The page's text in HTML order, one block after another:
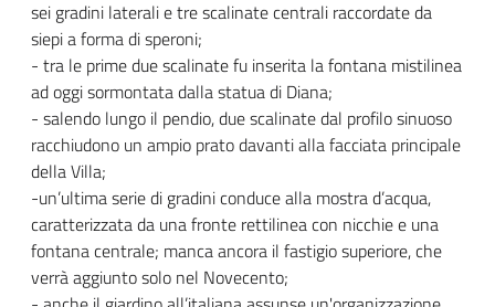
sei gradini laterali e tre scalinate centrali raccordate da
siepi a forma di speroni;
- tra le prime due scalinate fu inserita la fontana mistilinea
ad oggi sormontata dalla statua di Diana;
- salendo lungo il pendio, due scalinate dal profilo sinuoso
racchiudono un ampio prato davanti alla facciata principale
della Villa;
-un’ultima serie di gradini conduce alla mostra d’acqua,
caratterizzata da una fronte rettilinea con nicchie e una
fontana centrale; manca ancora il fastigio superiore, che
verrà aggiunto solo nel Novecento;